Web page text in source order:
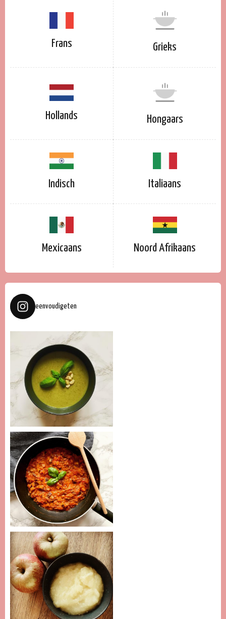
Frans Grieks
Hollands Hongaars
Indisch Italiaans
Mexicaans Noord Afrikaans
eenvoudigeten